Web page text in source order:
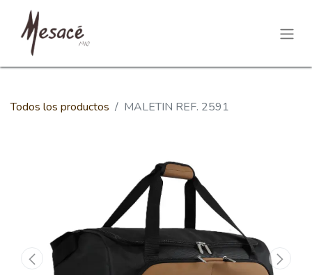
Todos los productos MALETIN REF. 2591